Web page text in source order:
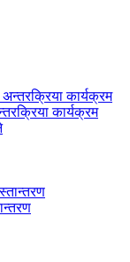
कार्यक्रम